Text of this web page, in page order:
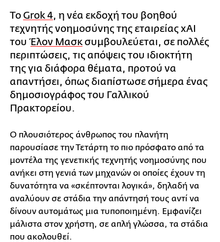
Το Grok 4, η νέα εκδοχή του βοηθού
τεχνητής νοημοσύνης της εταιρείας xAI
τουΈλον Μασκ συμβουλεύεται, σε πολλές
περιπτώσεις, τις απόψεις του ιδιοκτήτη
της για διάφορα θέματα, προτού να
απαντήσει, όπως διαπίστωσε σήμερα ένας
δημοσιογράφος του Γαλλικού
Πρακτορείου.
Ο πλουσιότερος άνθρωπος του πλανήτη
παρουσίασε την Τετάρτη το πιο πρόσφατο από τα
μοντέλα της γενετικής τεχνητής νοημοσύνης που
ανήκει στη γενιά των μηχανών οι οποίες έχουν τη
δυνατότητα να «σκέπτονται λογικά», δηλαδή να
αναλύουν σε στάδια την απάντησή τους αντί να
δίνουν αυτομάτως μια τυποποιημένη. Εμφανίζει
μάλιστα στον χρήστη, σε απλή γλώσσα, τα στάδια
που ακολουθεί.